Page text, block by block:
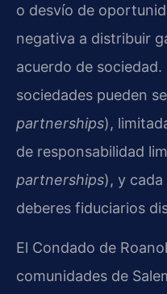
o desvío de
negativa a distribuir
acuerdo de sociedad.
sociedades pueden
partnerships),
de responsabilidad
partnerships), y
deberes fiduciarios
El Condado de
comunidades de